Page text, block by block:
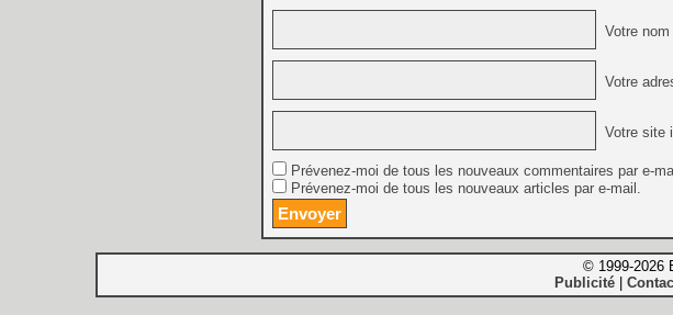
Votre nom
Votre
Votre site
Prévenez-moi de tous les nouveaux commentaires par e-
Prévenez-moi de tous les nouveaux articles par e-mail.
© 1999-2026
Publicité